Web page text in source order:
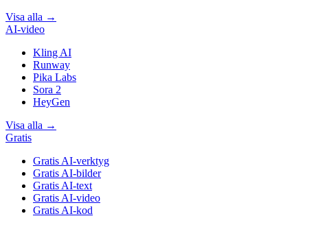
Visa alla →
AI-video
Kling AI
Runway
Pika Labs
Sora 2
HeyGen
Visa alla →
Gratis
Gratis AI-verktyg
Gratis AI-bilder
Gratis AI-text
Gratis AI-video
Gratis AI-kod